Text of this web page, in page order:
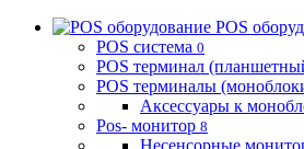
POS
POS система 0
POS терминал
POS терминалы
Аксессуары к
Pos- монитор 8
Несенсорные